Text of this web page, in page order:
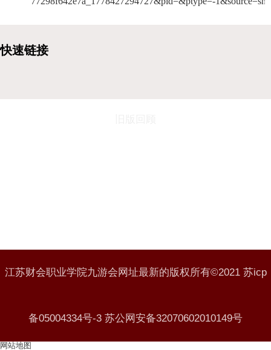
江苏财会职业学院九游会网址最新的版权所有©2021 苏icp
备05004334号-3 苏公网安备32070602010149号
网站地图